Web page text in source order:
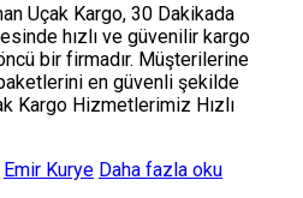
Uçak Kargo, 30 Dakikada
hızlı ve güvenilir kargo
bir firmadır. Müşterilerine
en güvenli şekilde
Kargo Hizmetlerimiz Hızlı
Emir Kurye Daha fazla oku